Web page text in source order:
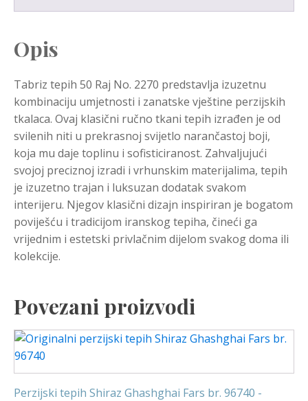
Opis
Tabriz tepih 50 Raj No. 2270 predstavlja izuzetnu
kombinaciju umjetnosti i zanatske vještine perzijskih
tkalaca. Ovaj klasični ručno tkani tepih izrađen je od
svilenih niti u prekrasnoj svijetlo narančastoj boji,
koja mu daje toplinu i sofisticiranost. Zahvaljujući
svojoj preciznoj izradi i vrhunskim materijalima, tepih
je izuzetno trajan i luksuzan dodatak svakom
interijeru. Njegov klasični dizajn inspiriran je bogatom
poviješću i tradicijom iranskog tepiha, čineći ga
vrijednim i estetski privlačnim dijelom svakog doma ili
kolekcije.
Povezani proizvodi
Perzijski tepih Shiraz Ghashghai Fars br. 96740 -